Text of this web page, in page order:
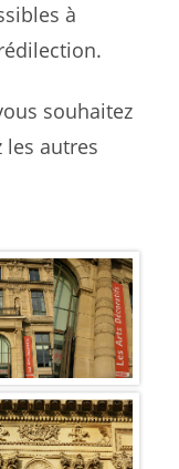
à
souhaitez
autres